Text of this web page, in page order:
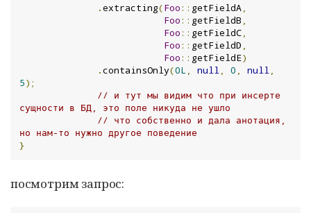
.extracting(Foo:: getFieldA,
Foo:: getFieldB ,
Foo:: getFieldC,
Foo:: getFieldD ,
Foo:: getFieldE)
.containsOnly(0L , null, 0 , null,
5);
// и тут мы видим что при инсерте
сущности в БД, это поле никуда не ушло
// что собственно и дала анотация,
но нам-то нужно другое поведение
}
посмотрим запрос: